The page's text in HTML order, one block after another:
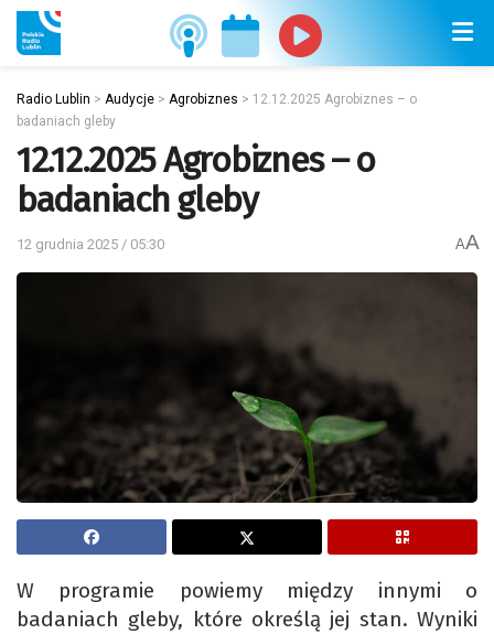
Radio Lublin > Audycje > Agrobiznes > 12.12.2025 Agrobiznes – o
badaniach gleby
12.12.2025 Agrobiznes – o
badaniach gleby
12 grudnia 2025 / 05:30 AA
W programie powiemy między innymi o
badaniach gleby, które określą jej stan. Wyniki